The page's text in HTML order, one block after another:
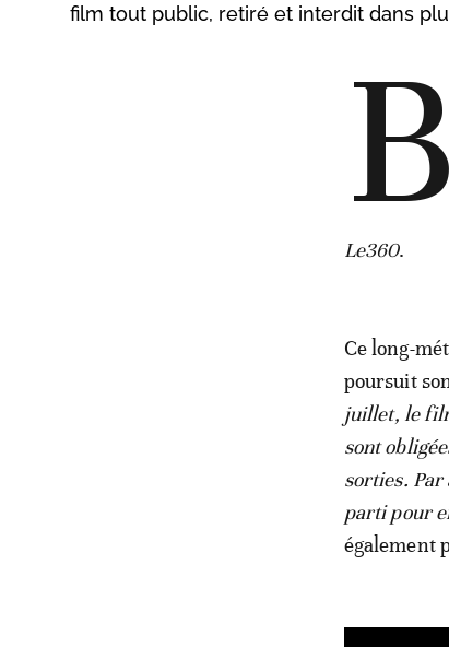
film tout public, retiré et interdit dans
B
Le360.
Ce long-
poursuit
juillet, le
sont
sorties. Par
parti pour
également